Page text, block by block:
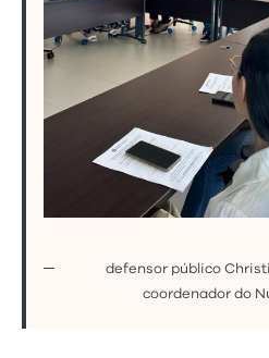
defensor público
coordenador do